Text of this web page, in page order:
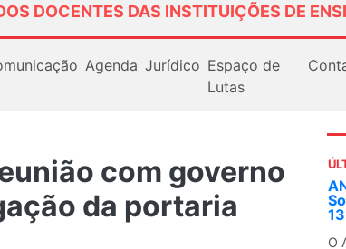
DOCENTES DAS INSTITUIÇÕES DE
Agenda Jurídico Espaço de
Lutas
com governo
da portaria